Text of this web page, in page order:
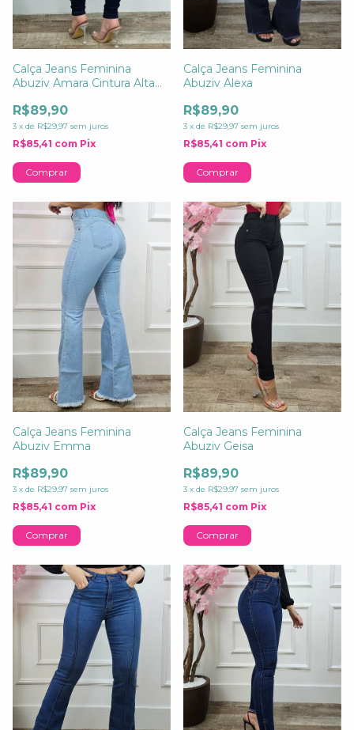
Calça Jeans Feminina
Abuziv Amara Cintura Alta
R$89,90
3 x de R$29,97 sem juros
R$85,41 com Pix
Comprar
Calça Jeans Feminina
Abuziv Alexa
R$89,90
3 x de R$29,97 sem juros
R$85,41 com Pix
Comprar
Calça Jeans Feminina
Abuziv Emma
R$89,90
3 x de R$29,97 sem juros
R$85,41 com Pix
Comprar
Calça Jeans Feminina
Abuziv Geisa
R$89,90
3 x de R$29,97 sem juros
R$85,41 com Pix
Comprar